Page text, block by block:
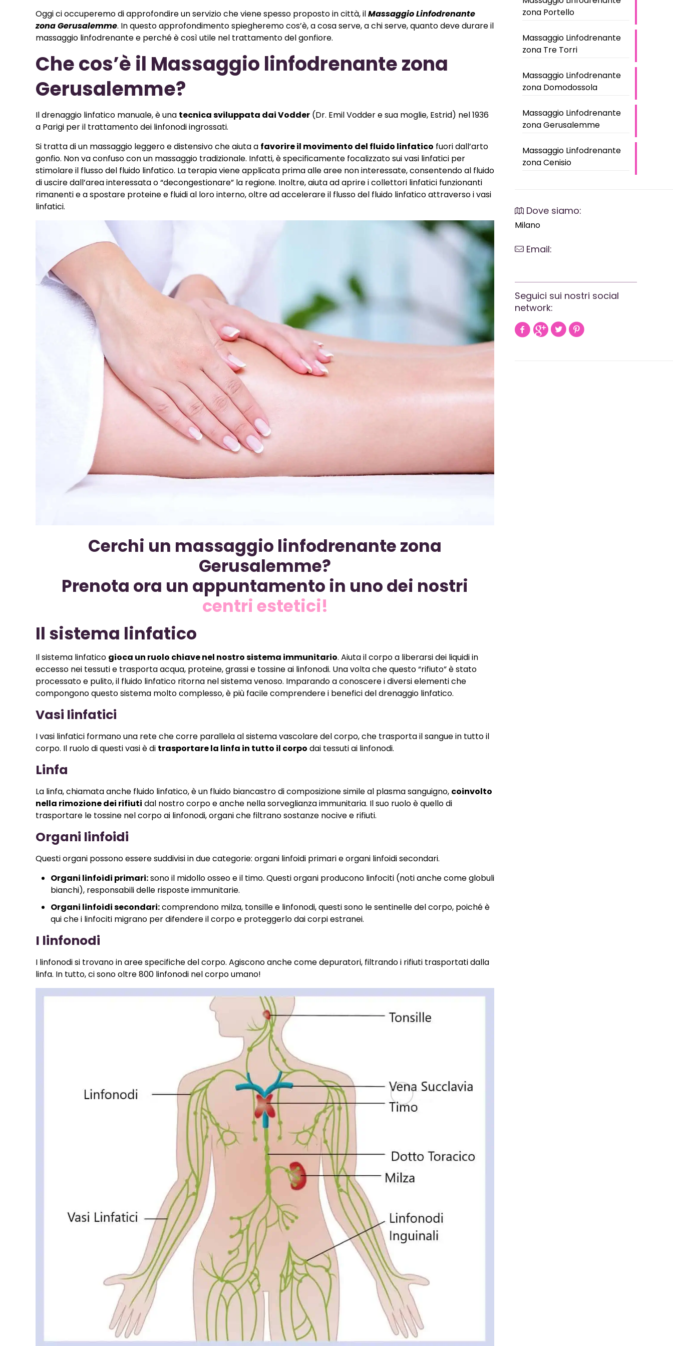
Oggi ci occuperemo di approfondire un servizio che viene spesso proposto in città, ilMassaggio Linfodrenante
zona Gerusalemme. In questo approfondimento spiegheremo cos’è, a cosa serve, a chi serve, quanto deve durare il
massaggio linfodrenante e perché è così utile nel trattamento del gonfiore.
Che cos’è il Massaggio linfodrenante zona
Gerusalemme?
Il drenaggio linfatico manuale, è una tecnica sviluppata dai Vodder (Dr. Emil Vodder e sua moglie, Estrid) nel 1936
a Parigi per il trattamento dei linfonodi ingrossati.
Si tratta di un massaggio leggero e distensivo che aiuta a favorire il movimento del fluido linfatico fuori dall’arto
gonfio. Non va confuso con un massaggio tradizionale. Infatti, è specificamente focalizzato sui vasi linfatici per
stimolare il flusso del fluido linfatico. La terapia viene applicata prima alle aree non interessate, consentendo al fluido
di uscire dall’area interessata o “decongestionare” la regione. Inoltre, aiuta ad aprire i collettori linfatici funzionanti
rimanenti e a spostare proteine ​​e fluidi al loro interno, oltre ad accelerare il flusso del fluido linfatico attraverso i vasi
linfatici.
Cerchi un massaggio linfodrenante zona
Gerusalemme?
Prenota ora un appuntamento in uno dei nostri
centri estetici!
Il sistema linfatico
Il sistema linfatico gioca un ruolo chiave nel nostro sistema immunitario. Aiuta il corpo a liberarsi dei liquidi in
eccesso nei tessuti e trasporta acqua, proteine, grassi e tossine ai linfonodi. Una volta che questo “rifiuto” è stato
processato e pulito, il fluido linfatico ritorna nel sistema venoso. Imparando a conoscere i diversi elementi che
compongono questo sistema molto complesso, è più facile comprendere i benefici del drenaggio linfatico.
Vasi linfatici
I vasi linfatici formano una rete che corre parallela al sistema vascolare del corpo, che trasporta il sangue in tutto il
corpo. Il ruolo di questi vasi è di trasportare la linfa in tutto il corpo dai tessuti ai linfonodi.
Linfa
La linfa, chiamata anche fluido linfatico, è un fluido biancastro di composizione simile al plasma sanguigno, coinvolto
nella rimozione dei rifiuti dal nostro corpo e anche nella sorveglianza immunitaria. Il suo ruolo è quello di
trasportare le tossine nel corpo ai linfonodi, organi che filtrano sostanze nocive e rifiuti.
Organi linfoidi
Questi organi possono essere suddivisi in due categorie: organi linfoidi primari e organi linfoidi secondari.
Organi linfoidi primari:sono il midollo osseo e il timo. Questi organi producono linfociti (noti anche come globuli
bianchi), responsabili delle risposte immunitarie.
Organi linfoidi secondari:comprendono milza, tonsille e linfonodi, questi sono le sentinelle del corpo, poiché è
qui che i linfociti migrano per difendere il corpo e proteggerlo dai corpi estranei.
I linfonodi
I linfonodi si trovano in aree specifiche del corpo. Agiscono anche come depuratori, filtrando i rifiuti trasportati dalla
linfa. In tutto, ci sono oltre 800 linfonodi nel corpo umano!
zona Portello
Massaggio Linfodrenante
zona Tre Torri
Massaggio Linfodrenante
zona Domodossola
Massaggio Linfodrenante
zona Gerusalemme
Massaggio Linfodrenante
zona Cenisio
Dove siamo:
Milano
Email:
Seguici sui nostri social
network: